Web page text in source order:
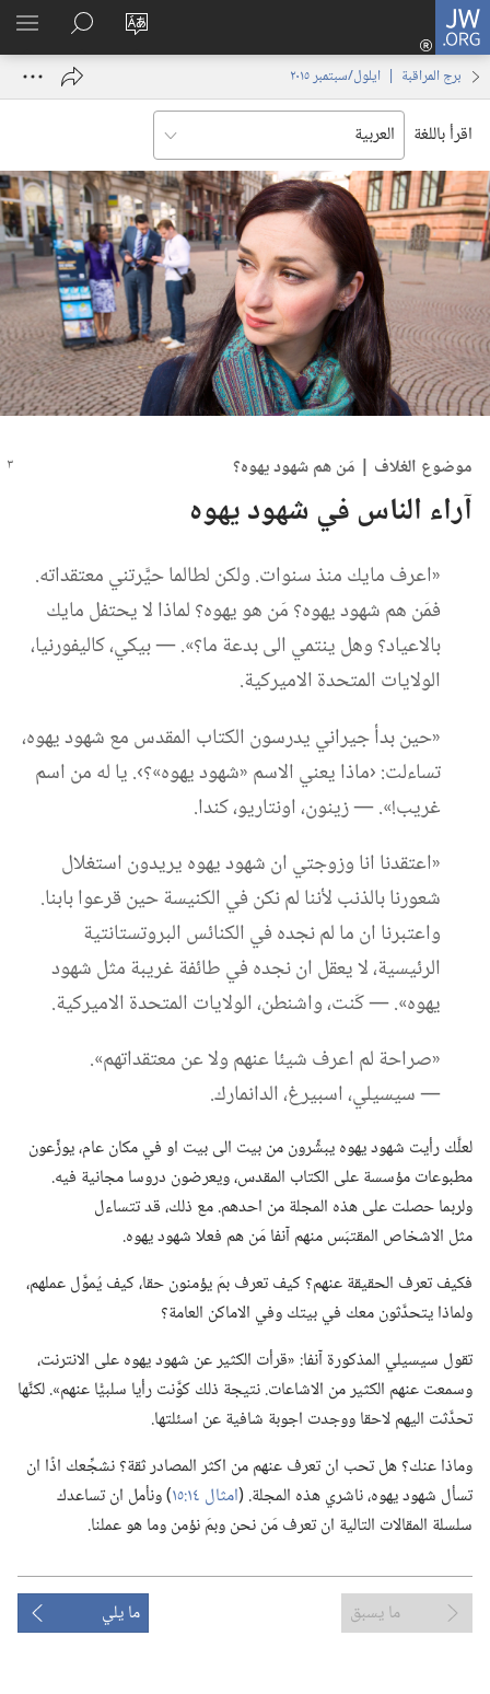
JW.ORG
تغيير
الموقع
تسجيل
الدخول
نافذة
البحث
في
JW.‎ORG
برج المراقبة | ‏‎ايلول/سبتمبر‏ ‏‎٢٠١٥‏
اقرأ باللغة
موضوع الغلاف | مَن هم شهود يهوه؟‏
آراء الناس في شهود يهوه
‏«اعرف مايك منذ سنوات.‏ ولكن لطالما حيَّرتني معتقداته.‏
فمَن هم شهود يهوه؟‏ مَن هو يهوه؟‏ لماذا لا يحتفل مايك
بالاعياد؟‏ وهل ينتمي الى بدعة ما؟‏».‏ —‏ بيكي،‏ كاليفورنيا،‏
الولايات المتحدة الاميركية.‏
‏«حين بدأ جيراني يدرسون الكتاب المقدس مع شهود يهوه،‏
تساءلت:‏ ‹ماذا يعني الاسم «شهود يهوه»؟‏›.‏ يا له من اسم
غريب!‏».‏ —‏ زينون،‏ اونتاريو،‏ كندا.‏
‏«اعتقدنا انا وزوجتي ان شهود يهوه يريدون استغلال
شعورنا بالذنب لأننا لم نكن في الكنيسة حين قرعوا بابنا.‏
واعتبرنا ان ما لم نجده في الكنائس البروتستانتية
الرئيسية،‏ لا يعقل ان نجده في طائفة غريبة مثل شهود
يهوه».‏ —‏ كَنت،‏ واشنطن،‏ الولايات المتحدة الاميركية.‏
‏«صراحة لم اعرف شيئا عنهم ولا عن معتقداتهم».‏
—‏ سيسيلي،‏ اسبيرغ،‏ الدانمارك.‏
لعلَّك رأيت شهود يهوه يبشِّرون من بيت الى بيت او في مكان عام،‏ يوزِّعون
مطبوعات مؤسسة على الكتاب المقدس،‏ ويعرضون دروسا مجانية فيه.‏
ولربما حصلت على هذه المجلة من احدهم.‏ مع ذلك،‏ قد تتساءل
مثل الاشخاص المقتبَس منهم آنفا مَن هم فعلا شهود يهوه.‏
فكيف تعرف الحقيقة عنهم؟‏ كيف تعرف بمَ يؤمنون حقا،‏ كيف يُموَّل عملهم،‏
ولماذا يتحدَّثون معك في بيتك وفي الاماكن العامة؟‏
تقول سيسيلي المذكورة آنفا:‏ «قرأت الكثير عن شهود يهوه على الانترنت،‏
وسمعت عنهم الكثير من الاشاعات.‏ نتيجة ذلك كوَّنت رأيا سلبيًّا عنهم».‏ لكنَّها
تحدَّثت اليهم لاحقا ووجدت اجوبة شافية عن اسئلتها.‏
وماذا عنك؟‏ هل تحب ان تعرف عنهم من اكثر المصادر ثقة؟‏ نشجِّعك اذًا ان
تسأل شهود يهوه،‏ ناشري هذه المجلة.‏ (‏امثال ١٤:‏١٥
‏)‏ ونأمل ان تساعدك
سلسلة المقالات التالية ان تعرف مَن نحن وبمَ نؤمن وما هو عملنا.‏
ما يسبق ما يلي